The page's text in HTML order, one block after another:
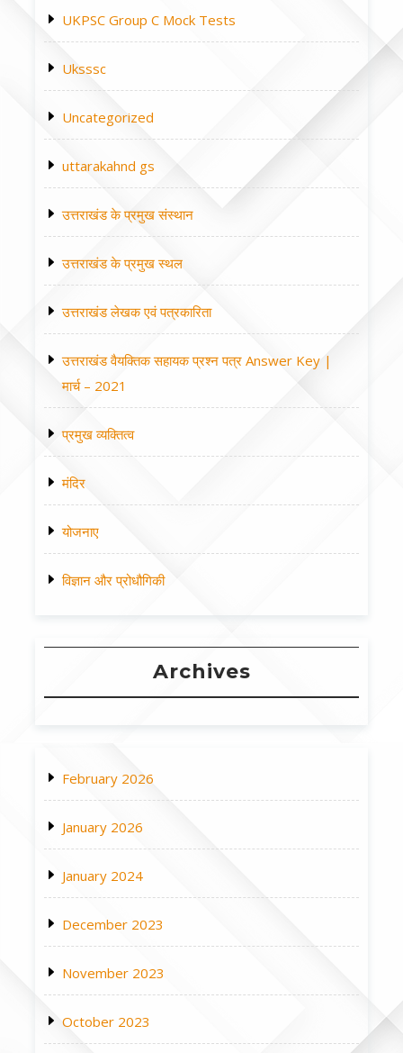
UKPSC Group C Mock Tests
Uksssc
Uncategorized
uttarakahnd gs
उत्तराखंड के प्रमुख संस्थान
उत्तराखंड के प्रमुख स्थल
उत्तराखंड लेखक एवं पत्रकारिता
उत्तराखंड वैयक्तिक सहायक प्रश्न पत्र Answer Key |
मार्च – 2021
प्रमुख व्यक्तित्व
मंदिर
योजनाए
विज्ञान और प्रोधौगिकी
Archives
February 2026
January 2026
January 2024
December 2023
November 2023
October 2023